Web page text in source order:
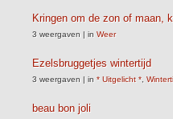
Kringen om de zon of maan,
3 weergaven | in Weer
Ezelsbruggetjes wintertijd
3 weergaven | in * Uitgelicht *
beau bon joli